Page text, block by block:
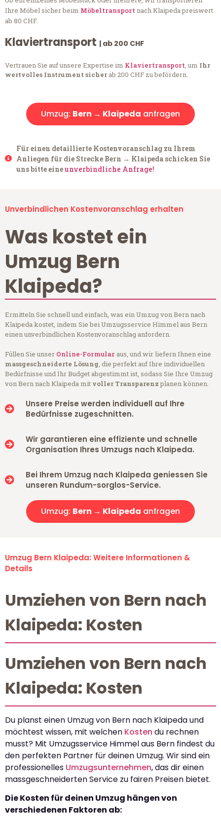
Ihre Möbel sicher beim Möbeltransportnach Klaipeda preiswert
ab 80 CHF.
Klaviertransport | ab 200 CHF
Vertrauen Sie auf unsere Expertise im Klaviertransport, um Ihr
wertvolles Instrument sicherab 200 CHF zu befördern.
Umzug: Bern → Klaipeda anfragen
Für einen detaillierte Kostenvoranschlag zu Ihrem
Anliegen für die Strecke Bern → Klaipeda schicken Sie
uns bitte eineunverbindliche Anfrage!
Unverbindlichen Kostenvoranschlag erhalten
Was kostet ein
Umzug Bern
Klaipeda?
Ermitteln Sie schnell und einfach, was ein Umzug von Bern nach
Klaipeda kostet, indem Sie bei Umzugsservice Himmel aus Bern
einen unverbindlichen Kostenvoranschlag anfordern.
Füllen Sie unser Online-Formular aus, und wir liefern Ihnen eine
massgeschneiderte Lösung, die perfekt auf Ihre individuellen
Bedürfnisse und Ihr Budget abgestimmt ist, sodass Sie Ihre Umzug
von Bern nach Klaipeda mit voller Transparenzplanen können.
Unsere Preise werden individuell auf Ihre
Bedürfnisse zugeschnitten.
Wir garantieren eine effiziente und schnelle
Organisation Ihres Umzugs nach Klaipeda.
Bei Ihrem Umzug nach Klaipeda geniessen Sie
unseren Rundum-sorglos-Service.
Umzug: Bern → Klaipeda anfragen
Umzug Bern Klaipeda: Weitere Informationen &
Details
Umziehen von Bern nach
Klaipeda: Kosten
Umziehen von Bern nach
Klaipeda: Kosten
Du planst einen Umzug von Bern nach Klaipeda und
möchtest wissen, mit welchen Kosten du rechnen
musst? Mit Umzugsservice Himmel aus Bern findest du
den perfekten Partner für deinen Umzug. Wir sind ein
professionelles Umzugsunternehmen, das dir einen
massgeschneiderten Service zu fairen Preisen bietet.
Die Kosten für deinen Umzug hängen von
verschiedenen Faktoren ab: